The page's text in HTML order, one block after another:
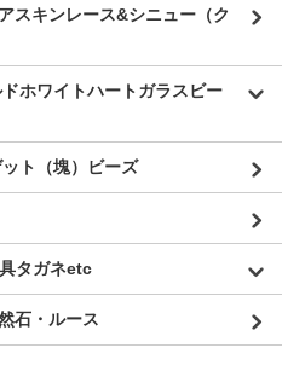
スキンレース&シニュー（ク
ホワイトハートガラスビー
ト（塊）ビーズ
タガネetc
石・ルース